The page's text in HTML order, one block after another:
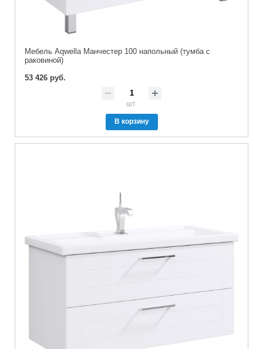
Мебель Aqwella Манчестер 100 напольный (тумба с
раковиной)
53 426 руб.
шт.
В корзину